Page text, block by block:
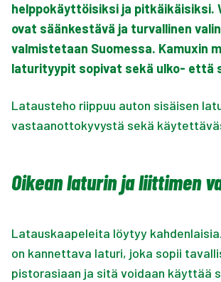
helppokäyttöisiksi ja pitkäikäisiksi.
ovat säänkestävä ja turvallinen
valmistetaan Suomessa. Kamuxin
laturityypit sopivat sekä ulko- että
Latausteho riippuu auton sisäisen
vastaanottokyvystä sekä
Oikean laturin ja liittimen
Latauskaapeleita löytyy kahdenlaisia.
on kannettava laturi, joka sopii
pistorasiaan ja sitä voidaan käyttää